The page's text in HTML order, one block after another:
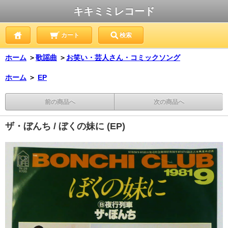
キキミミレコード
カート 検索
ホーム ＞歌謡曲 ＞ お笑い・芸人さん・コミックソング
ホーム ＞ EP
前の商品へ 次の商品へ
ザ・ぼんち / ぼくの妹に (EP)